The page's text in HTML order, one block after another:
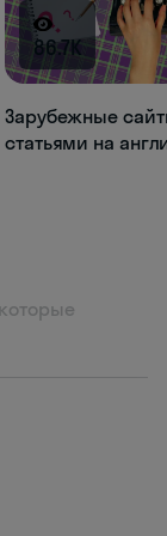
86.7K
Зарубежные
статьями на